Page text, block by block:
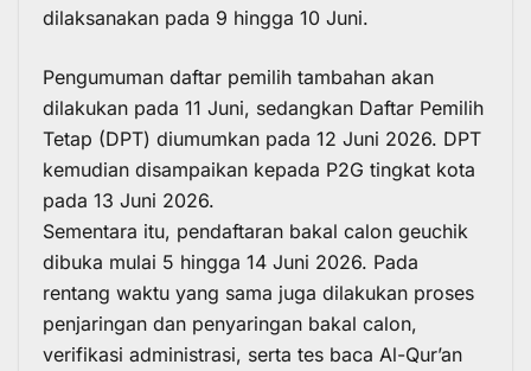
dilaksanakan pada 9 hingga 10 Juni.
Pengumuman daftar pemilih tambahan akan
dilakukan pada 11 Juni, sedangkan Daftar Pemilih
Tetap (DPT) diumumkan pada 12 Juni 2026. DPT
kemudian disampaikan kepada P2G tingkat kota
pada 13 Juni 2026.
Sementara itu, pendaftaran bakal calon geuchik
dibuka mulai 5 hingga 14 Juni 2026. Pada
rentang waktu yang sama juga dilakukan proses
penjaringan dan penyaringan bakal calon,
verifikasi administrasi, serta tes baca Al-Qur’an